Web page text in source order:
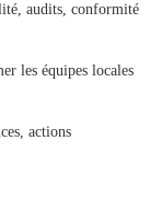
audits, conformité
les équipes locales
actions